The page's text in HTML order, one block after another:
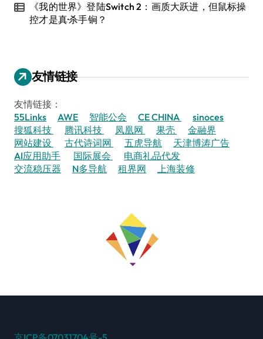
《我的世界》登陆Switch 2：画质大跃进，但鼠标操
控才是真·杀手锏？
友情链接
友情链接：
55Links
AWE 智能公会 CE CHINA
sinoces
搜狐科技
腾讯科技 凤凰网 果壳
金融界
网站建设
古代诗词网 五虎导航
天津博涛广告
AI应用助手
国际展会
电商礼品代发
交流稳压器
N多导航 租界网 上海装修